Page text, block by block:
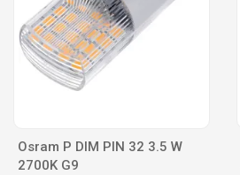
Osram P DIM PIN 32 3.5 W
2700K G9